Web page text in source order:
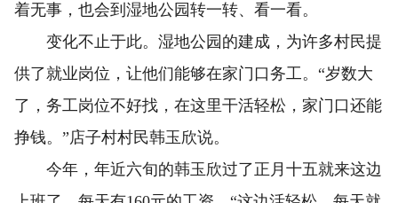
着无事，也会到湿地公园转一转、看一看。
变化不止于此。湿地公园的建成，为许多村民提
供了就业岗位，让他们能够在家门口务工。“岁数大
了，务工岗位不好找，在这里干活轻松，家门口还能
挣钱。”店子村村民韩玉欣说。
今年，年近六旬的韩玉欣过了正月十五就来这边